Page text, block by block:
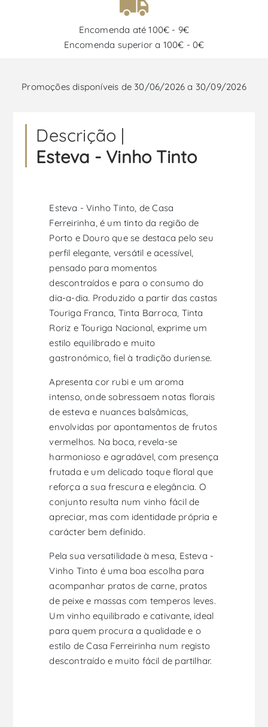
Encomenda até 100€ - 9€
Encomenda superior a 100€ - 0€
Promoções disponíveis de 30/06/2026 a 30/09/2026
Descrição |
Esteva - Vinho Tinto
Esteva - Vinho Tinto, de Casa
Ferreirinha, é um tinto da região de
Porto e Douro que se destaca pelo seu
perfil elegante, versátil e acessível,
pensado para momentos
descontraídos e para o consumo do
dia-a-dia. Produzido a partir das castas
Touriga Franca, Tinta Barroca, Tinta
Roriz e Touriga Nacional, exprime um
estilo equilibrado e muito
gastronómico, fiel à tradição duriense.
Apresenta cor rubi e um aroma
intenso, onde sobressaem notas florais
de esteva e nuances balsâmicas,
envolvidas por apontamentos de frutos
vermelhos. Na boca, revela-se
harmonioso e agradável, com presença
frutada e um delicado toque floral que
reforça a sua frescura e elegância. O
conjunto resulta num vinho fácil de
apreciar, mas com identidade própria e
carácter bem definido.
Pela sua versatilidade à mesa, Esteva -
Vinho Tinto é uma boa escolha para
acompanhar pratos de carne, pratos
de peixe e massas com temperos leves.
Um vinho equilibrado e cativante, ideal
para quem procura a qualidade e o
estilo de Casa Ferreirinha num registo
descontraído e muito fácil de partilhar.